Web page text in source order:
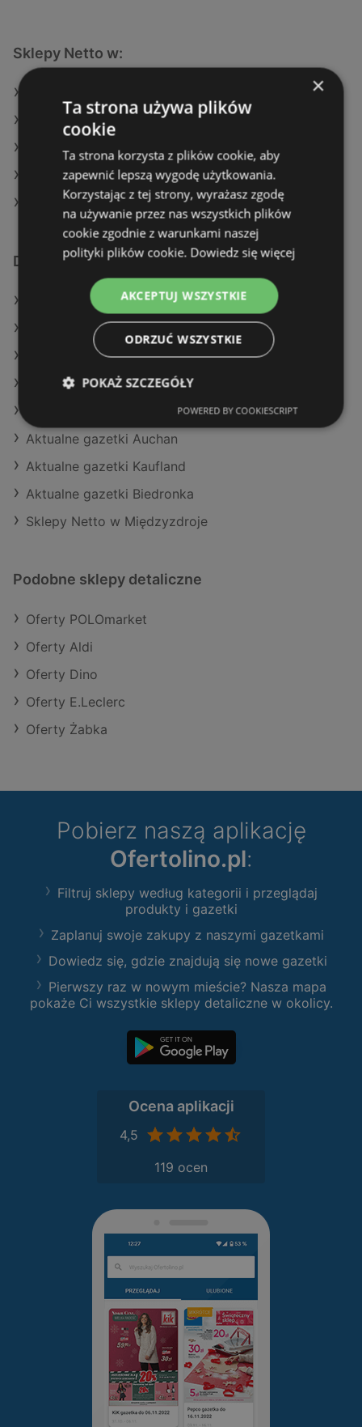
Sklepy Netto w:
Netto w Piwniczna-Zdrój
Netto w Ostróda
Netto w Witkowo
Netto w Września
Dodatkowe łącza
Oferty Netto
Oferty Carrefour
Aktualne gazetki Action
Aktualne gazetki E.Leclerc
Aktualne gazetki Auchan
Aktualne gazetki Kaufland
Aktualne gazetki Biedronka
Sklepy Netto w Międzyzdroje
Podobne sklepy detaliczne
Oferty POLOmarket
Oferty Aldi
Oferty Dino
Oferty E.Leclerc
Oferty Żabka
Pobierz naszą aplikację
Ofertolino.pl:
Filtruj sklepy według kategorii i przeglądaj
produkty i gazetki
Zaplanuj swoje zakupy z naszymi gazetkami
Dowiedz się, gdzie znajdują się nowe gazetki
Pierwszy raz w nowym mieście? Nasza mapa
pokaże Ci wszystkie sklepy detaliczne w okolicy.
Ocena aplikacji
4,5
119 ocen
×
Ta strona używa plików
cookie
Ta strona korzysta z plików cookie, aby
zapewnić lepszą wygodę użytkowania.
Korzystając z tej strony, wyrażasz zgodę
na używanie przez nas wszystkich plików
cookie zgodnie z warunkami naszej
polityki plików cookie. Dowiedz się więcej
AKCEPTUJ WSZYSTKIE
ODRZUĆ WSZYSTKIE
POKAŻ SZCZEGÓŁY
POWERED BY COOKIESCRIPT